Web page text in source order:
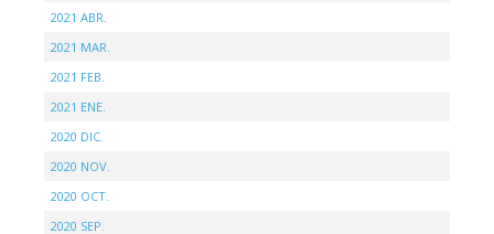
2021 ABR.
2021 MAR.
2021 FEB.
2021 ENE.
2020 DIC.
2020 NOV.
2020 OCT.
2020 SEP.